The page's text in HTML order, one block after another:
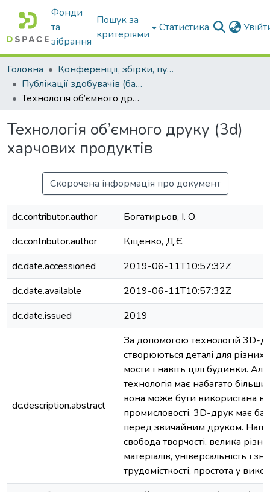
Фонди
та
зібрання
Пошук за
критеріями
Статистика
Головна
Конференції, збірки, публікації молодих вчених і здобувачів : магістрів, бакалаврів, аспірантів.
Публікації здобувачів (бакалаврів. магістрів, аспірантів)
Технологія об’ємного друку (3d) харчових продуктів
Технологія об’ємного друку (3d)
харчових продуктів
Скорочена інформація про документ
dc.contributor.author
Богатирьов, І. О.
dc.contributor.author
Кіценко, Д.Є.
dc.date.accessioned
2019-06-11T10:57:32Z
dc.date.available
2019-06-11T10:57:32Z
dc.date.issued
2019
dc.description.abstract
За допомогою технологій 3D-
створюються деталі для різних
мости і навіть цілі будинки.
технологія має набагато
вона може бути використана в
промисловості. 3D-друк має
перед звичайним друком.
свобода творчості, велика
матеріалів, універсальність і
трудомісткості, простота у